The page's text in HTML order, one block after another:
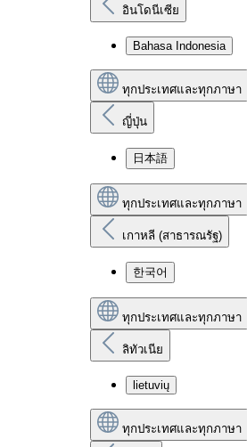
อินโดนีเซีย
Bahasa Indonesia
ทุกประเทศและทุกภาษา
ญี่ปุ่น
日本語
ทุกประเทศและทุกภาษา
เกาหลี (สาธารณรัฐ)
한국어
ทุกประเทศและทุกภาษา
ลิทัวเนีย
lietuvių
ทุกประเทศและทุกภาษา